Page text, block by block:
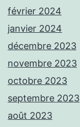
février 2024
janvier 2024
décembre 2023
novembre 2023
octobre 2023
septembre 2023
août 2023